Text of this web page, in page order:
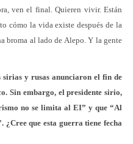
ven el final. Quieren vivir. Están
cómo la vida existe después de la
broma al lado de Alepo. Y la gente
y rusas anunciaron el fin de
Sin embargo, el presidente sirio,
no se limita al EI” y que “Al
¿Cree que esta guerra tiene fecha